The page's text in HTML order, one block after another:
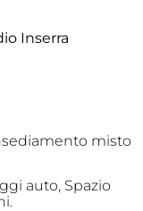
Inserra
misto
auto, Spazio